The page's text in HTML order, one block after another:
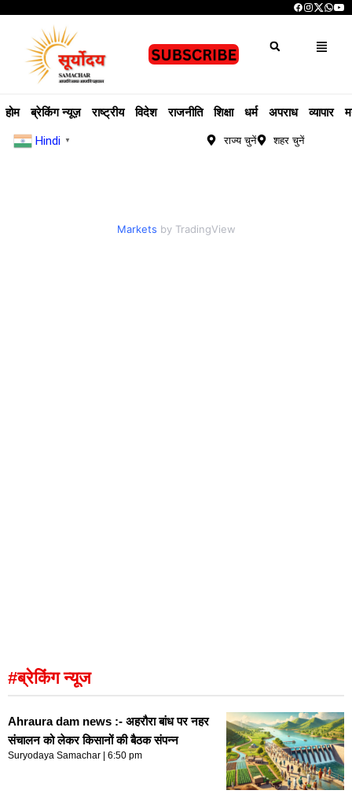
होम ब्रेकिंग न्यूज़ राष्ट्रीय विदेश राजनीति शिक्षा धर्म अपराध व्यापार
Hindi ▼ राज्य चुनें शहर चुनें
Markets by TradingView
#ब्रेकिंग न्यूज
Ahraura dam news :- अहरौरा बांध पर नहर
संचालन को लेकर किसानों की बैठक संपन्न
Suryodaya Samachar 6:50 pm